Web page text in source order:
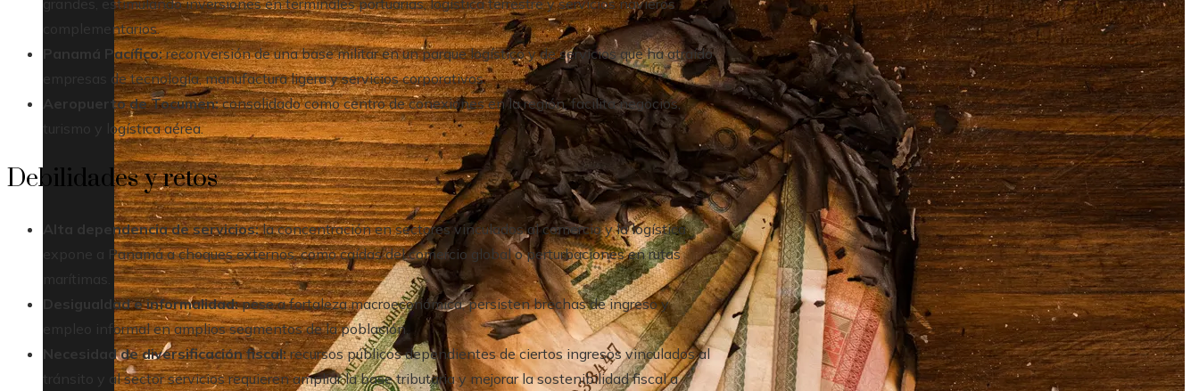
grandes, estimulando inversiones en terminales portuarias, logística terrestre y servicios navieros
complementarios.
Panamá Pacífico:reconversión de una base militar en un parque logístico y de servicios que ha atraído
empresas de tecnología, manufactura ligera y servicios corporativos.
Aeropuerto de Tocumen:consolidado como centro de conexiones en la región, facilita negocios,
turismo y logística aérea.
Debilidades y retos
Alta dependencia de servicios:la concentración en sectores vinculados al comercio y la logística
expone a Panamá a choques externos, como caídas del comercio global o perturbaciones en rutas
marítimas.
Desigualdad e informalidad:pese a fortaleza macroeconómica, persisten brechas de ingreso y
empleo informal en amplios segmentos de la población.
Necesidad de diversificación fiscal:recursos públicos dependientes de ciertos ingresos vinculados al
tránsito y al sector servicios requieren ampliar la base tributaria y mejorar la sostenibilidad fiscal a